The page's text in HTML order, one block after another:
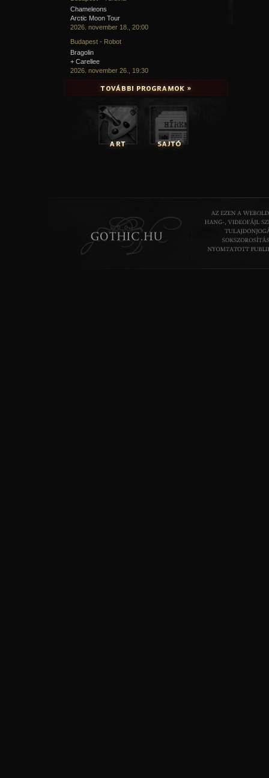
Chameleons
Arctic Moon Tour
2026. november 18., 20:00
Budapest - Robot
Bragolin
+ Carellee
2026. november 26., 19:30